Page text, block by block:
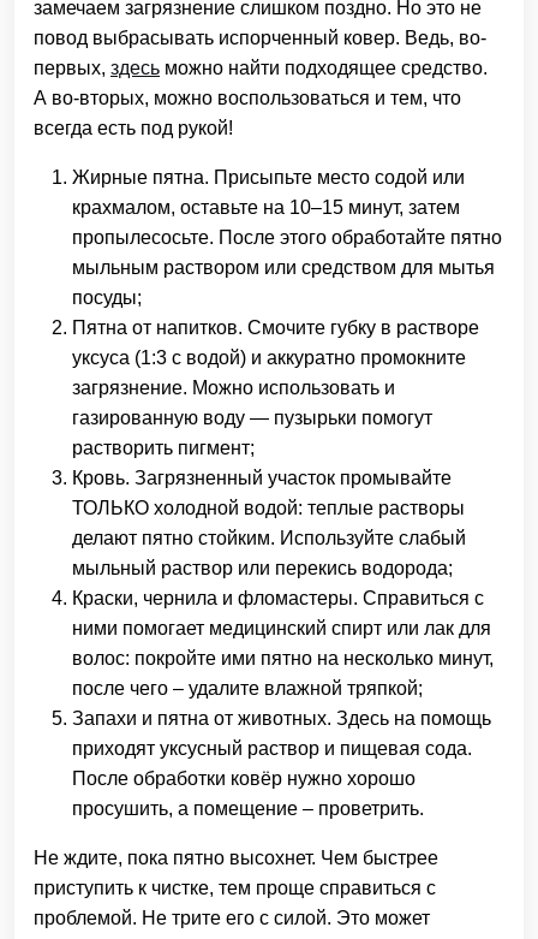
замечаем загрязнение слишком поздно. Но это не
повод выбрасывать испорченный ковер. Ведь, во-
первых, здесь можно найти подходящее средство.
А во-вторых, можно воспользоваться и тем, что
всегда есть под рукой!
Жирные пятна. Присыпьте место содой или
крахмалом, оставьте на 10–15 минут, затем
пропылесосьте. После этого обработайте пятно
мыльным раствором или средством для мытья
посуды;
Пятна от напитков. Смочите губку в растворе
уксуса (1:3 с водой) и аккуратно промокните
загрязнение. Можно использовать и
газированную воду — пузырьки помогут
растворить пигмент;
Кровь. Загрязненный участок промывайте
ТОЛЬКО холодной водой: теплые растворы
делают пятно стойким. Используйте слабый
мыльный раствор или перекись водорода;
Краски, чернила и фломастеры. Справиться с
ними помогает медицинский спирт или лак для
волос: покройте ими пятно на несколько минут,
после чего – удалите влажной тряпкой;
Запахи и пятна от животных. Здесь на помощь
приходят уксусный раствор и пищевая сода.
После обработки ковёр нужно хорошо
просушить, а помещение – проветрить.
Не ждите, пока пятно высохнет. Чем быстрее
приступить к чистке, тем проще справиться с
проблемой. Не трите его с силой. Это может